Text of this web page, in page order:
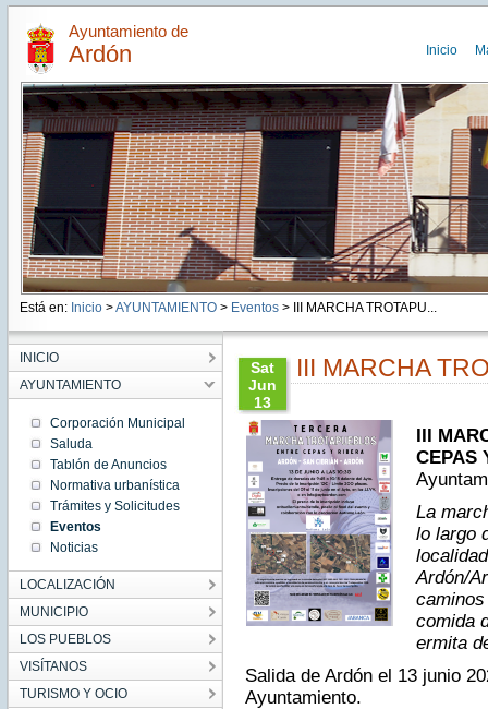
Ayuntamiento de
Ardón Inicio
Está en: Inicio >AYUNTAMIENTO> Eventos> III MARCHA TROTAPU...
INICIO
AYUNTAMIENTO
Corporación Municipal
Saluda
Tablón de Anuncios
Normativa urbanística
Trámites y Solicitudes
Eventos
Noticias
LOCALIZACIÓN
MUNICIPIO
LOS PUEBLOS
VISÍTANOS
TURISMO Y OCIO
Sat
Jun
13
09:00:00
CEST
2026
Sat Jun
13
09:00:00
CEST
2026
Sat Jun
13
09:00:00
CEST
2026
III MARCHA
III
CEPAS
La
lo largo
Ardón/
comida
ermita
Salida de Ardón el 13 junio
Ayuntamiento.